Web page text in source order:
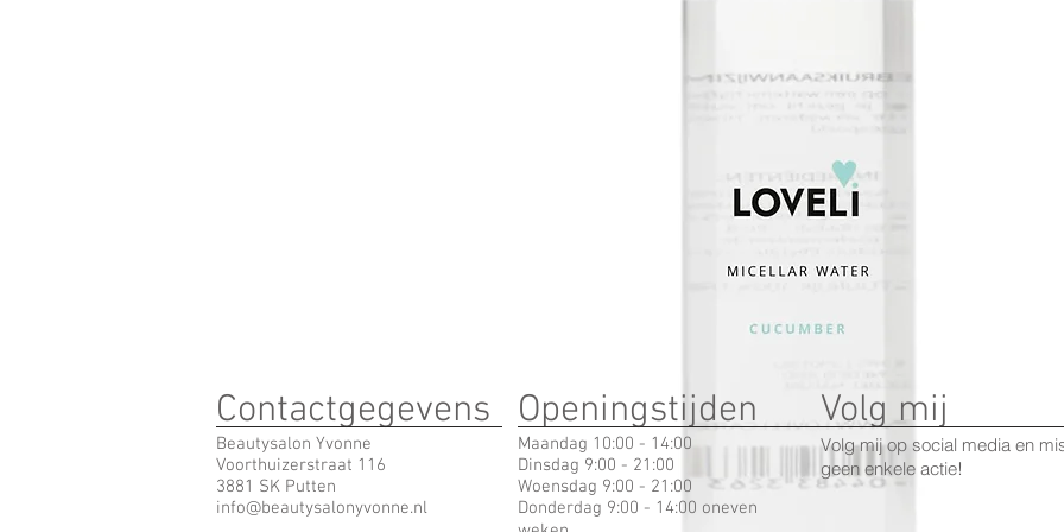
Contactgegevens
Beautysalon Yvonne
Voorthuizerstraat 116
3881 SK Putten
info@beautysalonyvonne.nl
Openingstijden
Maandag 10:00 - 14:00
Dinsdag 9:00 - 21:00
Woensdag 9:00 - 21:00
Donderdag 9:00 - 14:00 oneven
Volg mij
Volg mij op social media en
geen enkele actie!